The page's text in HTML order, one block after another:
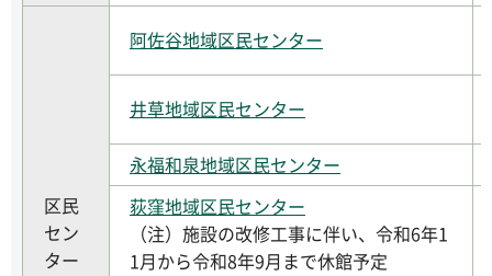
区民
セン
ター
阿佐谷地域区民センター
井草地域区民センター
永福和泉地域区民センター
荻窪地域区民センター
（注）施設の改修工事に伴い、令和6年1
1月から令和8年9月まで休館予定